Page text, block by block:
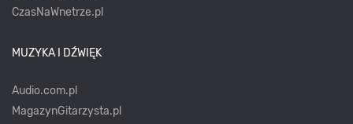
CzasNaWnetrze.pl
MUZYKA I DŹWIĘK
Audio.com.pl
MagazynGitarzysta.pl